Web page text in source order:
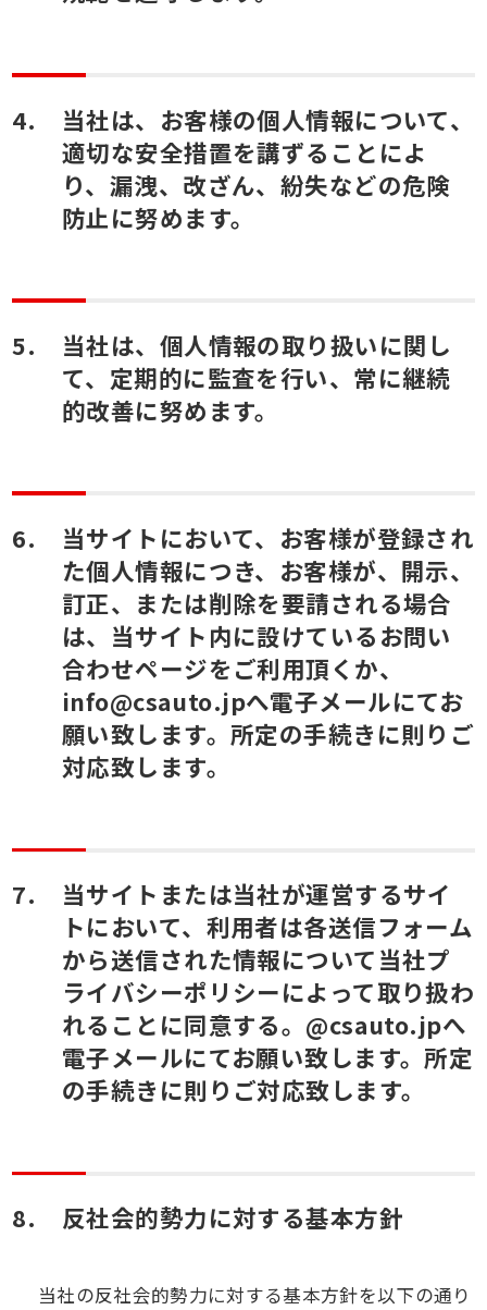
当社は、お客様の個人情報について、
適切な安全措置を講ずることによ
り、漏洩、改ざん、紛失などの危険
防止に努めます。
当社は、個人情報の取り扱いに関し
て、定期的に監査を行い、常に継続
的改善に努めます。
当サイトにおいて、お客様が登録され
た個人情報につき、お客様が、開示、
訂正、または削除を要請される場合
は、当サイト内に設けているお問い
合わせページをご利用頂くか、
info@csauto.jpへ電子メールにてお
願い致します。所定の手続きに則りご
対応致します。
当サイトまたは当社が運営するサイ
トにおいて、利用者は各送信フォーム
から送信された情報について当社プ
ライバシーポリシーによって取り扱わ
れることに同意する。@csauto.jpへ
電子メールにてお願い致します。所定
の手続きに則りご対応致します。
反社会的勢力に対する基本方針
当社の反社会的勢力に対する基本方針を以下の通り